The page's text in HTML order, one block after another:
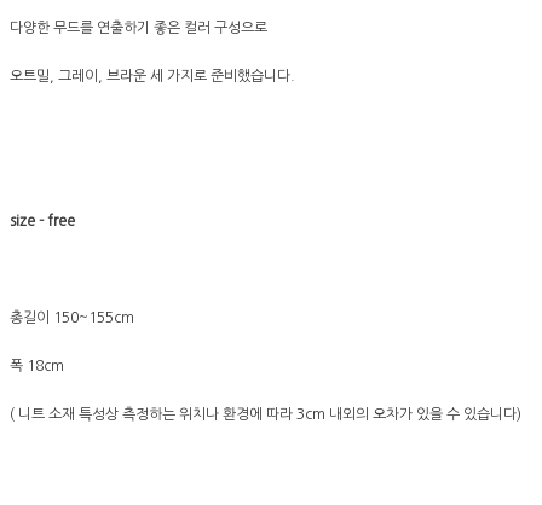
다양한 무드를 연출하기 좋은 컬러 구성으로
오트밀, 그레이, 브라운 세 가지로 준비했습니다.
size - free
총길이 150~155cm
폭 18cm
( 니트 소재 특성상 측정하는 위치나 환경에 따라 3cm 내외의 오차가 있을 수 있습니다)